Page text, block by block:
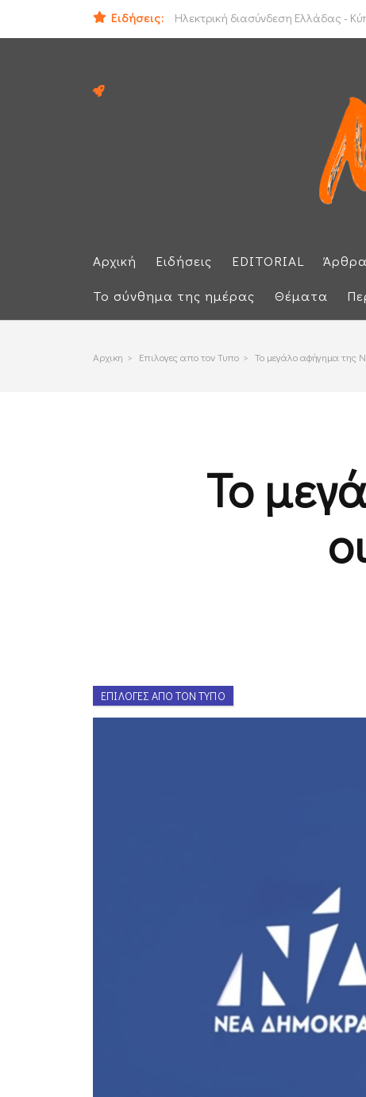
Ειδήσεις:
Ηλεκτρική διασύνδεση Ελλάδας -
ΕΕ: Αλληλεγγύη στην Ισπανία και
Αρχική Ειδήσεις EDITORIAL Άρθρα
Το σύνθημα της ημέρας
Θέματα
Αρχικη > Επιλογες απο τον Τυπο > Το μεγάλο αφήγημα της
Το
ΕΠΙΛΟΓΈΣ ΑΠΌ ΤΟΝ ΤΎΠΟ